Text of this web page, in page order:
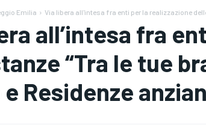
Emilia Via libera all'intesa fra enti per la realizzazione delle
all’intesa fra
“Tra le tue
Residenze